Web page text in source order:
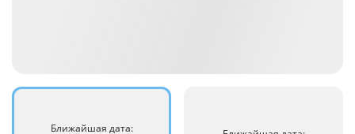
Ближайшая дата: